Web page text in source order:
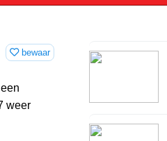
bewaar
weer